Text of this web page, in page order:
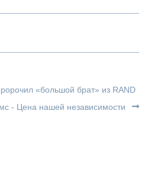
«большой брат» из RAND
- Цена нашей независимости